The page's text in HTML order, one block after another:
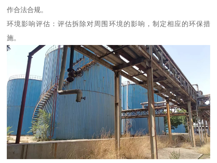
作合法合规。
环境影响评估：评估拆除对周围环境的影响，制定相应的环保措
施。